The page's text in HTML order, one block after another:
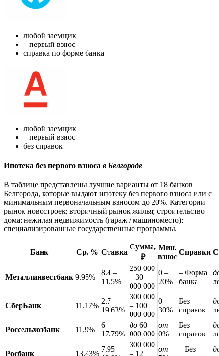
любой заемщик
– первый взнос
справка по форме банка
любой заемщик
– первый взнос
без справок
Ипотека без первого взноса в Белгороде
В таблице представлены лучшие варианты от 18 банков
Белгорода, которые выдают ипотеку без первого взноса или с
минимальным первоначальным взносом до 20%. Категории —
рынок новостроек; вторичный рынок жилья; строительство
дома; нежилая недвижимость (гараж / машиноместо);
специализированные государственные программы.
Банк Ср. % Ставка
Сумма,
₽
Мин.
взнос
Справки
Металлинвестбанк 9.95%
8.4 –
11.5%
250 000
– 30
000 000
0 –
20%
– Форма
банка
СберБанк 11.17%
2.7 –
19.63%
300 000
– 100
000 000
0 –
30%
Без
справок
Россельхозбанк 11.9%
6 –
17.79%
до 60
000 000
от
0%
Без
справок
Росбанк 13.43%
7.95 –
300 000
– 12
от
– Без